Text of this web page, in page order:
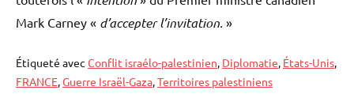
Mark Carney « d’accepter l’invitation. »
Étiqueté avec Conflit israélo-palestinien, Diplomatie, États-Unis,
FRANCE,Guerre Israël-Gaza,Territoires palestiniens